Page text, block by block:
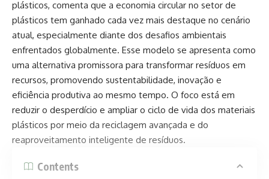
plásticos, comenta que a economia circular no setor de
plásticos tem ganhado cada vez mais destaque no cenário
atual, especialmente diante dos desafios ambientais
enfrentados globalmente. Esse modelo se apresenta como
uma alternativa promissora para transformar resíduos em
recursos, promovendo sustentabilidade, inovação e
eficiência produtiva ao mesmo tempo. O foco está em
reduzir o desperdício e ampliar o ciclo de vida dos materiais
plásticos por meio da reciclagem avançada e do
reaproveitamento inteligente de resíduos.
Contents